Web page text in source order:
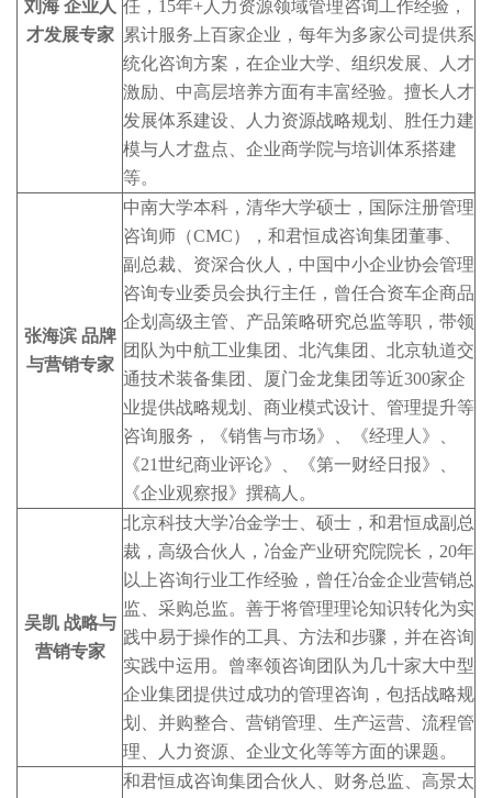
刘海 企业人
才发展专家
任，15年+人力资源领域管理咨询工作经验，
累计服务上百家企业，每年为多家公司提供系
统化咨询方案，在企业大学、组织发展、人才
激励、中高层培养方面有丰富经验。擅长人才
发展体系建设、人力资源战略规划、胜任力建
模与人才盘点、企业商学院与培训体系搭建
等。
张海滨 品牌
与营销专家
中南大学本科，清华大学硕士，国际注册管理
咨询师（CMC），和君恒成咨询集团董事、
副总裁、资深合伙人，中国中小企业协会管理
咨询专业委员会执行主任，曾任合资车企商品
企划高级主管、产品策略研究总监等职，带领
团队为中航工业集团、北汽集团、北京轨道交
通技术装备集团、厦门金龙集团等近300家企
业提供战略规划、商业模式设计、管理提升等
咨询服务，《销售与市场》、《经理人》、
《21世纪商业评论》、《第一财经日报》、
《企业观察报》撰稿人。
吴凯 战略与
营销专家
北京科技大学冶金学士、硕士，和君恒成副总
裁，高级合伙人，冶金产业研究院院长，20年
以上咨询行业工作经验，曾任冶金企业营销总
监、采购总监。善于将管理理论知识转化为实
践中易于操作的工具、方法和步骤，并在咨询
实践中运用。曾率领咨询团队为几十家大中型
企业集团提供过成功的管理咨询，包括战略规
划、并购整合、营销管理、生产运营、流程管
理、人力资源、企业文化等等方面的课题。
和君恒成咨询集团合伙人、财务总监、高景太